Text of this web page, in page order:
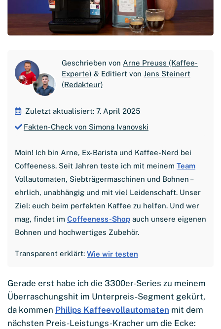
Geschrieben von Arne Preuss (Kaffee-
Experte) & Editiert von Jens Steinert
(Redakteur)
Zuletzt aktualisiert: 7. April 2025
Fakten-Check von Simona Ivanovski
Moin! Ich bin Arne, Ex-Barista und Kaffee-Nerd bei
Coffeeness. Seit Jahren teste ich mit meinem Team
Vollautomaten, Siebträgermaschinen und Bohnen –
ehrlich, unabhängig und mit viel Leidenschaft. Unser
Ziel: euch beim perfekten Kaffee zu helfen. Und wer
mag, findet im Coffeeness-Shop auch unsere eigenen
Bohnen und hochwertiges Zubehör.
Transparent erklärt: Wie wir testen
Gerade erst habe ich die 3300er-Series zu meinem
Überraschungshit im Unterpreis-Segment gekürt,
da kommen Philips Kaffeevollautomaten mit dem
nächsten Preis-Leistungs-Kracher um die Ecke: